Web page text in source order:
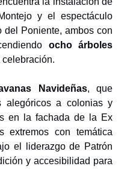
y el espectáculo
del Poniente, ambos con
ocho árboles
Navideñas, que
alegóricos a colonias y
en la fachada de la Ex
extremos con temática
el liderazgo de Patrón
y accesibilidad para